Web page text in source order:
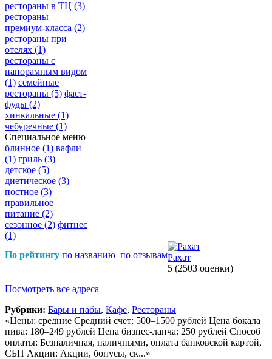
рестораны в ТЦ (3)
рестораны
премиум-класса (2)
рестораны при
отелях (1)
рестораны с
панорамным видом
(1) семейные
рестораны (5) фаст-
фуды (2)
хинкальные (1)
чебуречные (1)
Специальное меню
блинное (1) вафли
(1) гриль (3)
детское (5)
диетическое (3)
постное (3)
правильное
питание (2)
сезонное (2) фитнес
(1)
По рейтингу по названию по отзывамРахат
5 (2503 оценки)
Посмотреть все адреса
Рубрики: Бары и пабы, Кафе, Рестораны
«Цены: средние Средний счет: 500–1500 рублей Цена бокала
пива: 180–249 рублей Цена бизнес-ланча: 250 рублей Способ
оплаты: Безналичная, наличными, оплата банковской картой,
СБП Акции: Акции, бонусы, ск...»